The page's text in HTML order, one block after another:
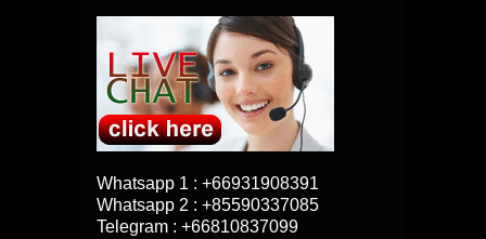
Whatsapp 1 : +66931908391
Whatsapp 2 : +85590337085
Telegram : +66810837099